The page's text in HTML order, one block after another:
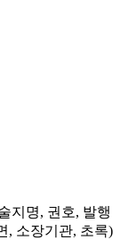
지명, 권호, 발행
, 소장기관, 초록)